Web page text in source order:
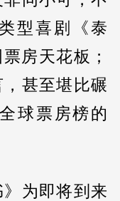
型喜剧《泰
房天花板；
甚至堪比碾
球票房榜的
为即将到来